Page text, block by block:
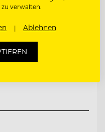
verwalten.
Ablehnen